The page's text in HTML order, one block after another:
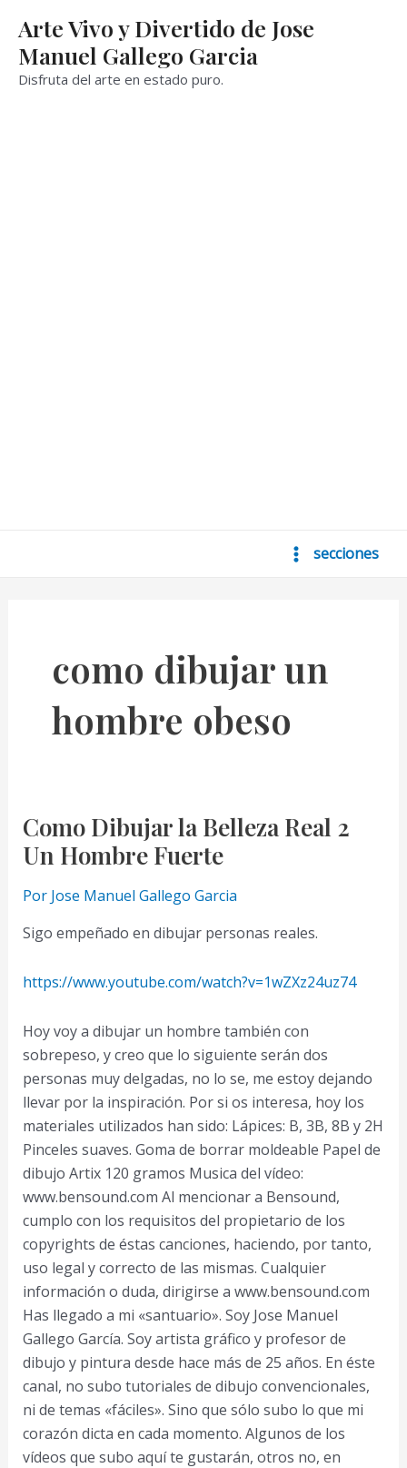
contenido
Arte Vivo y Divertido de Jose
Manuel Gallego Garcia
Disfruta del arte en estado puro.
Main
secciones
como dibujar un
hombre obeso
Como Dibujar la Belleza Real 2
Un Hombre Fuerte
Por Jose Manuel Gallego Garcia
Sigo empeñado en dibujar personas reales.
https://www.youtube.com/watch?v=1wZXz24uz74
Hoy voy a dibujar un hombre también con
sobrepeso, y creo que lo siguiente serán dos
personas muy delgadas, no lo se, me estoy dejando
llevar por la inspiración. Por si os interesa, hoy los
materiales utilizados han sido: Lápices: B, 3B, 8B y 2H
Pinceles suaves. Goma de borrar moldeable Papel de
dibujo Artix 120 gramos Musica del vídeo:
www.bensound.com Al mencionar a Bensound,
cumplo con los requisitos del propietario de los
copyrights de éstas canciones, haciendo, por tanto,
uso legal y correcto de las mismas. Cualquier
información o duda, dirigirse a www.bensound.com
Has llegado a mi «santuario». Soy Jose Manuel
Gallego García. Soy artista gráfico y profesor de
dibujo y pintura desde hace más de 25 años. En éste
canal, no subo tutoriales de dibujo convencionales,
ni de temas «fáciles». Sino que sólo subo lo que mi
corazón dicta en cada momento. Algunos de los
vídeos que subo aquí te gustarán, otros no, en